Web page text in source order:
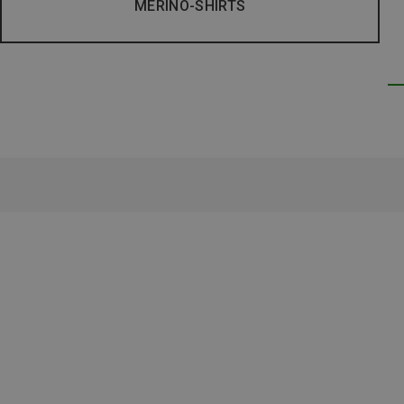
MERINO-SHIRTS